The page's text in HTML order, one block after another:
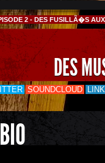
2 - DES FUSILLÃ�S
DES
SOUNDCLOUD
BIO